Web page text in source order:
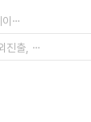
이⋯
진출, ⋯